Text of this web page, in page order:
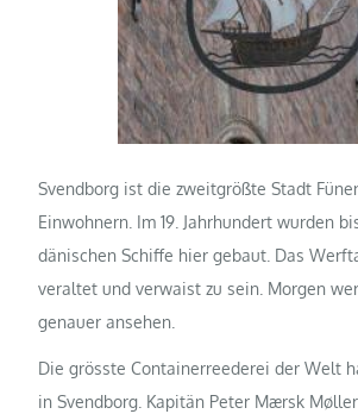
Svendborg ist die zweitgrößte Stadt
Einwohnern. Im 19. Jahrhundert wurden
dänischen Schiffe hier gebaut. Das
veraltet und verwaist zu sein. Morgen
genauer ansehen.
Die grösste Containerreederei der Welt
in Svendborg. Kapitän Peter Mærsk